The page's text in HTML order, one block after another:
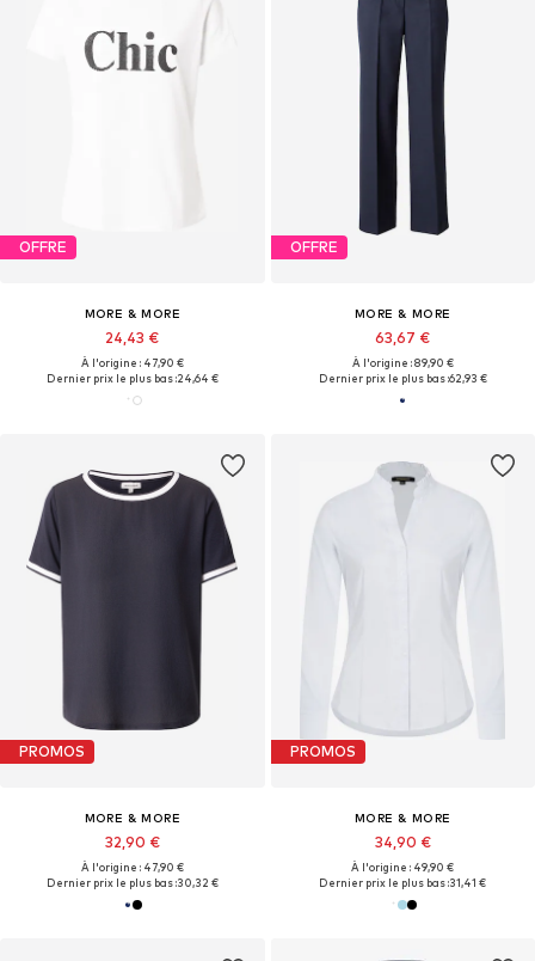
OFFRE
MORE & MORE
24,43 €
À l'origine : 47,90 €
Dernier prix le plus bas :24,64 €
OFFRE
MORE & MORE
63,67 €
À l'origine : 89,90 €
Dernier prix le plus bas :62,93 €
PROMOS
MORE & MORE
32,90 €
À l'origine : 47,90 €
Dernier prix le plus bas :30,32 €
PROMOS
MORE & MORE
34,90 €
À l'origine : 49,90 €
Dernier prix le plus bas :31,41 €